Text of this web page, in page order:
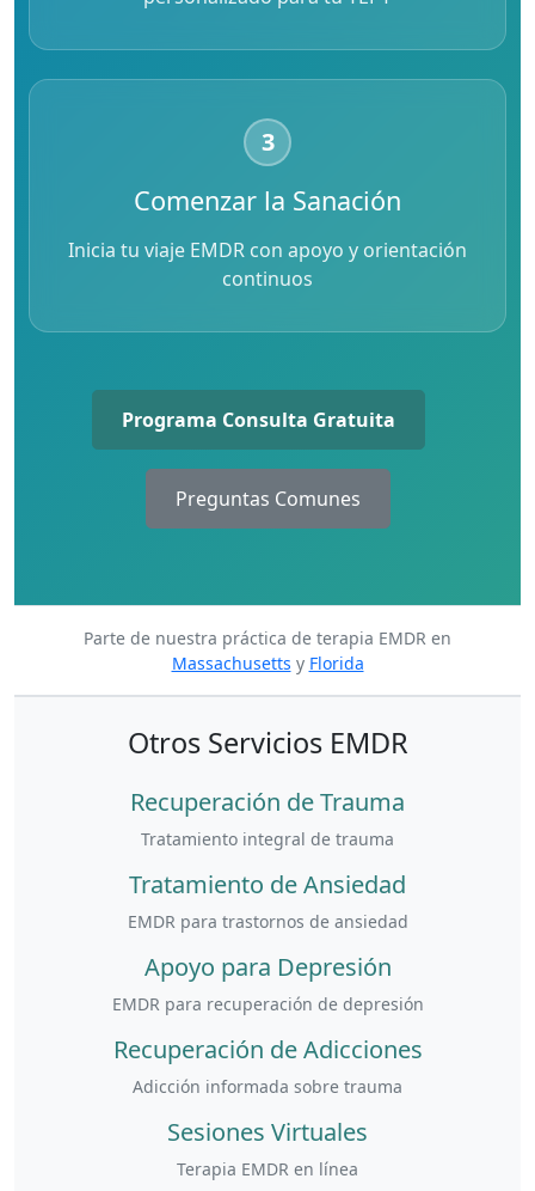
3
Comenzar la Sanación
Inicia tu viaje EMDR con apoyo y orientación
continuos
Programa Consulta Gratuita
Preguntas Comunes
Parte de nuestra práctica de terapia EMDR en
Massachusetts y Florida
Otros Servicios EMDR
Recuperación de Trauma
Tratamiento integral de trauma
Tratamiento de Ansiedad
EMDR para trastornos de ansiedad
Apoyo para Depresión
EMDR para recuperación de depresión
Recuperación de Adicciones
Adicción informada sobre trauma
Sesiones Virtuales
Terapia EMDR en línea